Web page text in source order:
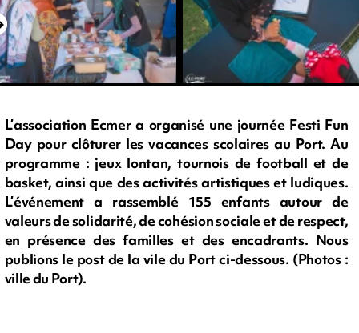
L’association Ecmer a organisé une journée Festi Fun
Day pour clôturer les vacances scolaires au Port. Au
programme : jeux lontan, tournois de football et de
basket, ainsi que des activités artistiques et ludiques.
L’événement a rassemblé 155 enfants autour de
valeurs de solidarité, de cohésion sociale et de respect,
en présence des familles et des encadrants. Nous
publions le post de la vile du Port ci-dessous. (Photos :
ville du Port).